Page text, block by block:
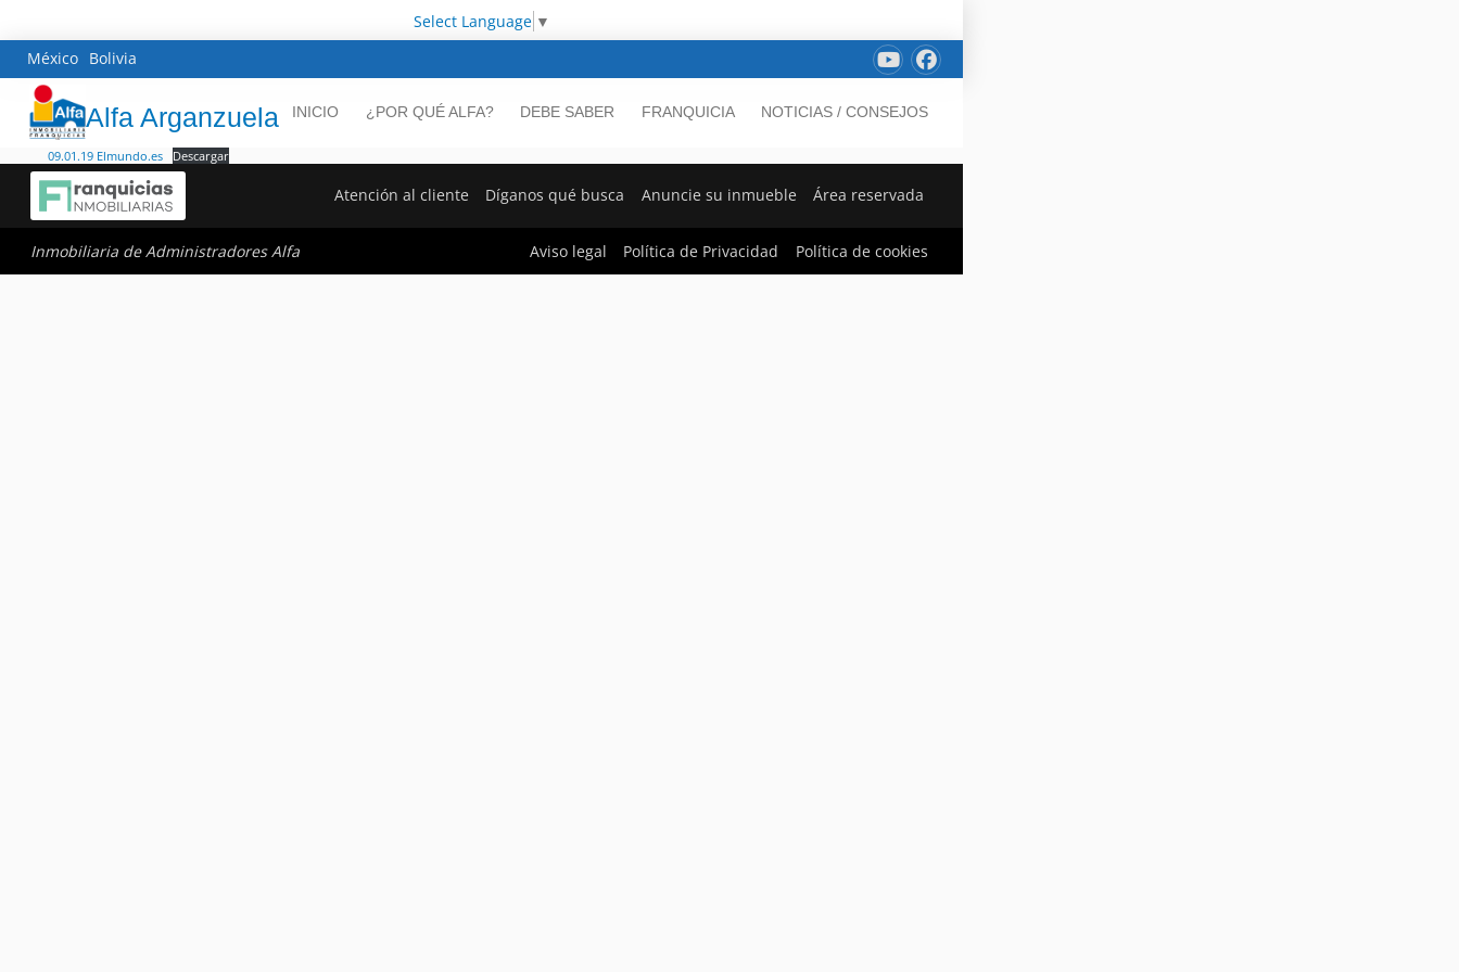
Select Language ▼
México Bolivia
Alfa Arganzuela INICIO ¿POR QUÉ ALFA? DEBE SABER FRANQUICIA NOTICIAS / CONSEJOS
09.01.19 Elmundo.es Descargar
Atención al cliente Díganos qué busca Anuncie su inmueble Área reservada
Inmobiliaria de Administradores Alfa Aviso legal Política de Privacidad Política de cookies